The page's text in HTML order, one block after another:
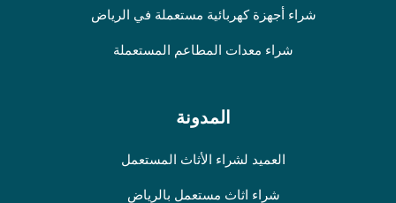
شراء أجهزة كهربائية مستعملة في الرياض
شراء معدات المطاعم المستعملة
المدونة
العميد لشراء الأثاث المستعمل
شراء اثاث مستعمل بالرياض